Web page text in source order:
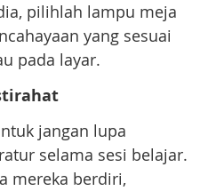
pilihlah lampu meja
yang sesuai
pada layar.
jangan lupa
selama sesi belajar.
mereka berdiri,